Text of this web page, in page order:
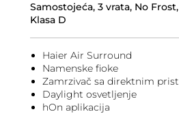
Samostojeća, 3 vrata, No
Klasa D
Haier Air Surround
Namenske fioke
Zamrzivač sa direktnim
Daylight osvetljenje
hOn aplikacija